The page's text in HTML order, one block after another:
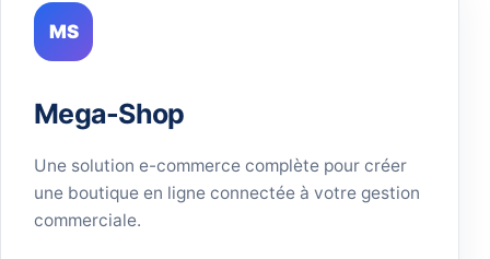
MS
Mega-Shop
Une solution e-commerce complète pour créer
une boutique en ligne connectée à votre gestion
commerciale.